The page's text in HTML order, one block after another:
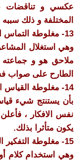
عكسي و تناقضات
المختلفة و ذلك
13- مغلوطة التماس العطف Appeal To Pity
وهي استغلال
ملاحق هو و جماعته
الطارح على صواب
14- مغلوطة القياس الخاطيء Bad Analogy
بأن يستنتج شيء
نفس الافكار ،
يكون متأثرا بذلك.
15- مغلوطة التفكير النمطي Cliché Thinking
وهي استخدام كلام